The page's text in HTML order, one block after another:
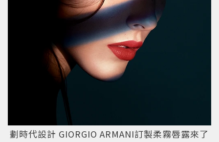
劃時代設計 GIORGIO ARMANI訂製柔霧唇露來了